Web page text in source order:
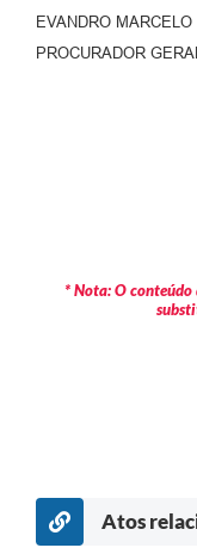
EVANDRO
PROCURADOR
* Nota: O
Atos